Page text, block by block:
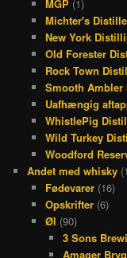
MGP(1)
Michter's
New York
Old Forester
Rock Town
Smooth Ambler
Uafhængig
WhistlePig
Wild Turkey
Woodford
Andet med whisky
Fødevarer(16)
Opskrifter(6)
Øl (90)
3 Sons
Amager